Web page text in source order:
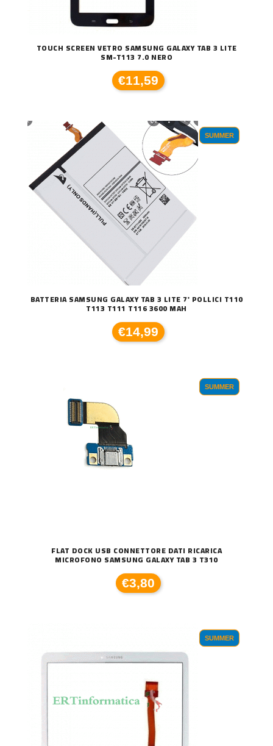
TOUCH SCREEN VETRO SAMSUNG GALAXY TAB 3 LITE
SM-T113 7.0 NERO
€11,59
SUMMER
BATTERIA SAMSUNG GALAXY TAB 3 LITE 7' POLLICI T110
T113 T111 T116 3600 MAH
€14,99
SUMMER
FLAT DOCK USB CONNETTORE DATI RICARICA
MICROFONO SAMSUNG GALAXY TAB 3 T310
€3,80
SUMMER